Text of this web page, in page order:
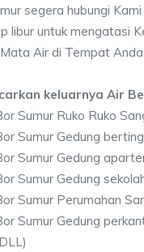
segera hubungi
libur untuk mengatasi
Air di Tempat Anda.
keluarnya Air
Sumur Ruko Ruko
Sumur Gedung
Sumur Gedung
Sumur Gedung
Sumur Perumahan
Sumur Gedung